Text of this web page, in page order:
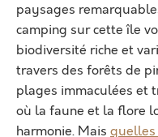
paysages
camping sur cette île
biodiversité riche et
travers des forêts de
plages immaculées et
où la faune et la flore
harmonie. Mais quelles